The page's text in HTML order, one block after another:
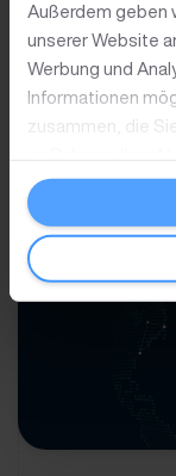
Außerdem geben
unserer Website
Werbung und
Informationen
zusammen, die
Effizient